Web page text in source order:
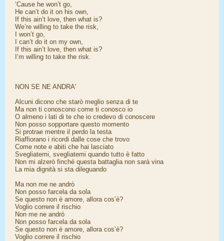
‘Cause he won’t go,
He can’t do it on his own,
If this ain’t love, then what is?
We’re willing to take the risk,
I won’t go,
I can’t do it on my own,
If this ain’t love, then what is?
I’m willing to take the risk.
NON SE NE ANDRA'
Alcuni dicono che starò meglio senza di te
Ma non ti conoscono come ti conosco io
O almeno i lati di te che io credevo di conoscere
Non posso sopportare questo momento
Si protrae mentre il perdo la testa
Riaffiorano i ricordi dalle cose che trovo
Come note e abiti che hai lasciato
Svegliatemi, svegliatemi quando tutto è fatto
Non mi alzerò finché questa battaglia non sarà vina
La mia dignità si sta dileguando
Ma non me ne andrò
Non posso farcela da sola
Se questo non è amore, allora cos’è?
Voglio correre il rischio
Non me ne andrò
Non posso farcela da sola
Se questo non è amore, allora cos’è?
Voglio correre il rischio